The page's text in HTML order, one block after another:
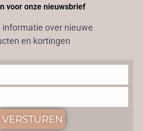
voor onze nieuwsbrief
informatie over nieuwe
en kortingen
VERSTUREN